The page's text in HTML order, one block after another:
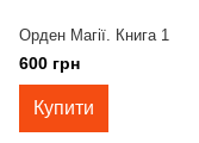
Орден Магії. Книга 1
600 грн
Купити